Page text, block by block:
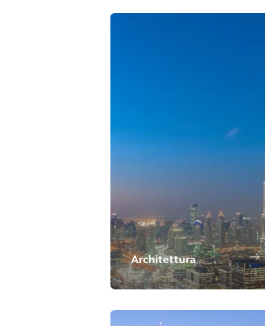
Architettura